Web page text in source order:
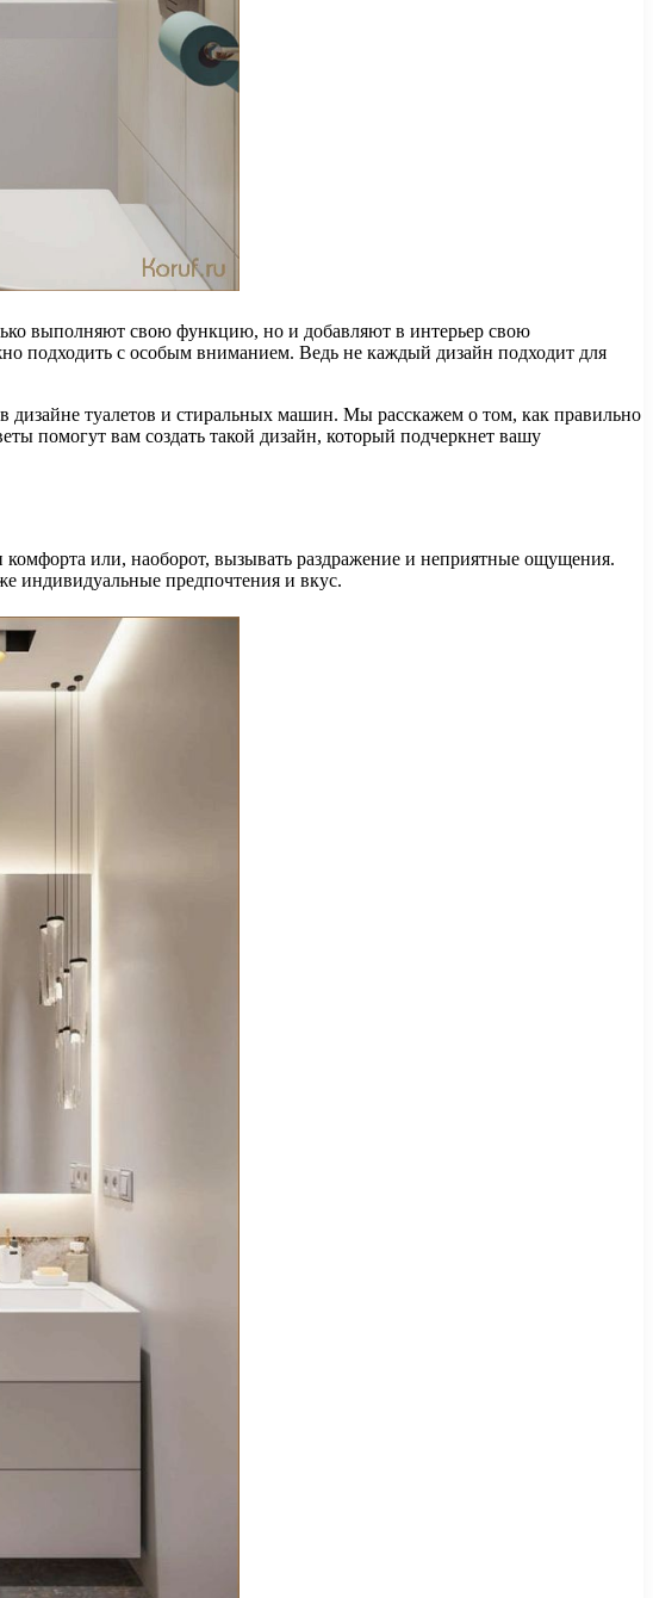
выполняют свою функцию, но и добавляют в интерьер свою
подходить с особым вниманием. Ведь не каждый дизайн подходит для
туалетов и стиральных машин. Мы расскажем о том, как правильно
помогут вам создать такой дизайн, который подчеркнет вашу
или, наоборот, вызывать раздражение и неприятные ощущения.
индивидуальные предпочтения и вкус.